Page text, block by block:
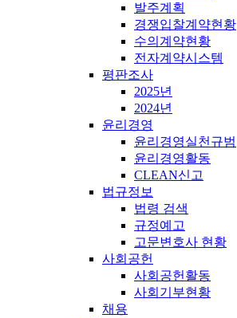
발주계획
경쟁입찰계약현황
수의계약현황
전자계약시스템
평판조사
2025년
2024년
윤리경영
윤리경영실천규범
윤리경영활동
CLEAN신고
법규정보
법령 검색
규정예고
고문변호사 현황
사회공헌
사회공헌활동
사회기부현황
채용